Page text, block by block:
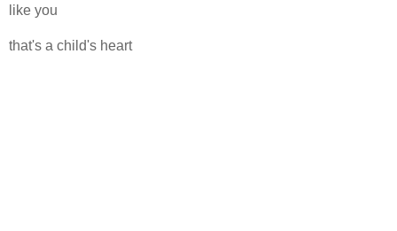
like you
that's a child's heart